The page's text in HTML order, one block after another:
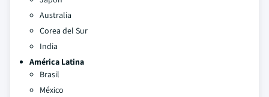
Australia
Corea del Sur
India
América Latina
Brasil
México